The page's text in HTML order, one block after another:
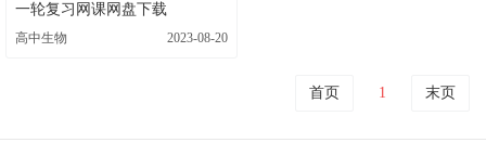
一轮复习网课网盘下载
高中生物 2023-08-20
首页 1 末页